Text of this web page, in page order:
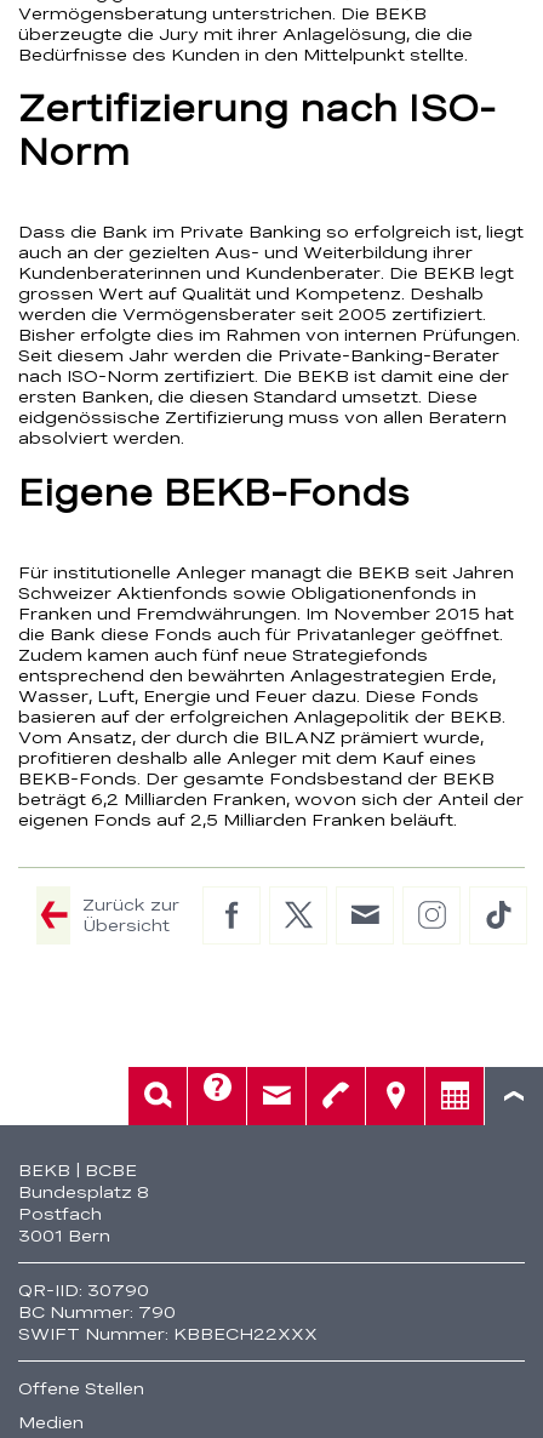
Vermögensberatung unterstrichen. Die BEKB
überzeugte die Jury mit ihrer Anlagelösung, die die
Bedürfnisse des Kunden in den Mittelpunkt stellte.
Zertifizierung nach ISO-
Norm
Dass die Bank im Private Banking so erfolgreich ist, liegt
auch an der gezielten Aus- und Weiterbildung ihrer
Kundenberaterinnen und Kundenberater. Die BEKB legt
grossen Wert auf Qualität und Kompetenz. Deshalb
werden die Vermögensberater seit 2005 zertifiziert.
Bisher erfolgte dies im Rahmen von internen Prüfungen.
Seit diesem Jahr werden die Private-Banking-Berater
nach ISO-Norm zertifiziert. Die BEKB ist damit eine der
ersten Banken, die diesen Standard umsetzt. Diese
eidgenössische Zertifizierung muss von allen Beratern
absolviert werden.
Eigene BEKB-Fonds
Für institutionelle Anleger managt die BEKB seit Jahren
Schweizer Aktienfonds sowie Obligationenfonds in
Franken und Fremdwährungen. Im November 2015 hat
die Bank diese Fonds auch für Privatanleger geöffnet.
Zudem kamen auch fünf neue Strategiefonds
entsprechend den bewährten Anlagestrategien Erde,
Wasser, Luft, Energie und Feuer dazu. Diese Fonds
basieren auf der erfolgreichen Anlagepolitik der BEKB.
Vom Ansatz, der durch die BILANZ prämiert wurde,
profitieren deshalb alle Anleger mit dem Kauf eines
BEKB-Fonds. Der gesamte Fondsbestand der BEKB
beträgt 6,2 Milliarden Franken, wovon sich der Anteil der
eigenen Fonds auf 2,5 Milliarden Franken beläuft.
Zurück zur
Übersicht
FacebookTwitter
E-
Instagram
Fusszeile
BEKB | BCBE
Bundesplatz 8
Postfach
3001 Bern
QR-IID: 30790
BC Nummer: 790
SWIFT Nummer: KBBECH22XXX
Offene Stellen
Medien